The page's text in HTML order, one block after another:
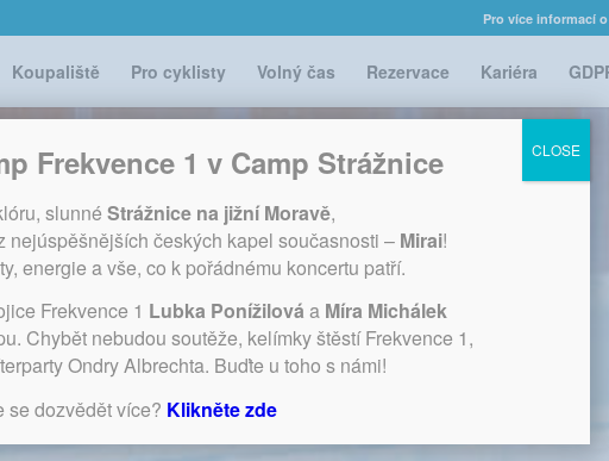
Pro více informací
Koupaliště Pro cyklisty Volný čas Rezervace Kariéra
Frekvence 1 v Camp Strážnice
slunnéStrážnice na jižní Moravě,
nejúspěšnějších českých kapel současnosti – Mirai!
energie a vše, co k pořádnému koncertu patří.
Frekvence 1 Lubka Ponížilová a Míra Michálek
Chybět nebudou soutěže, kelímky štěstí Frekvence 1,
Ondry Albrechta. Buďte u toho s námi!
se dozvědět více? Klikněte zde
CLOSE